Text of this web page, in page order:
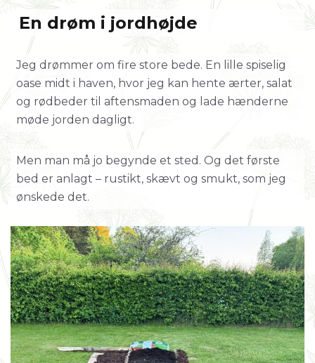
En drøm i jordhøjde
Jeg drømmer om fire store bede. En lille spiselig
oase midt i haven, hvor jeg kan hente ærter, salat
og rødbeder til aftensmaden og lade hænderne
møde jorden dagligt.
Men man må jo begynde et sted. Og det første
bed er anlagt – rustikt, skævt og smukt, som jeg
ønskede det.